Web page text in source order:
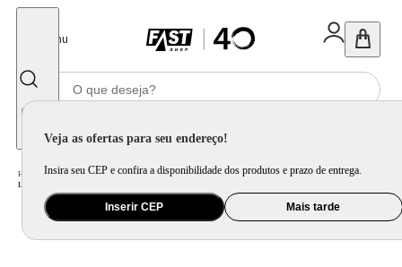
Menu
Veja as ofertas para seu endereço!
Insira seu CEP e confira a disponibilidade dos produtos e prazo de entrega.
Inserir CEP Mais tarde
Home Eletroportátil / Equipamento de Limpeza / Lavadora de Alta Pressão /
Lavadora de Alta Pressão Jacto J7000 Plus Profissional - Laranja/Preta